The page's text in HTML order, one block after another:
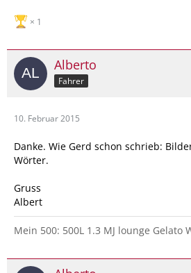
1
Alberto
Fahrer
10. Februar 2015
Danke. Wie Gerd schon schrieb:
Wörter.
Gruss
Albert
Mein 500: 500L 1.3 MJ lounge Gelato